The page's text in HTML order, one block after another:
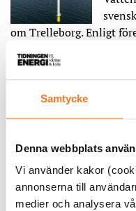
Samtycke
Denna webbplats
Vi använder kakor
annonserna till
medier och analysera
om Trelleborg. Enligt
LÄS MER
12 av
kommunala vetot. Av